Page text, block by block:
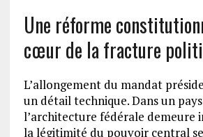
Une réforme
cœur de la fracture
L’allongement du mandat
un détail technique. Dans un
l’architecture fédérale demeure
la légitimité du pouvoir central